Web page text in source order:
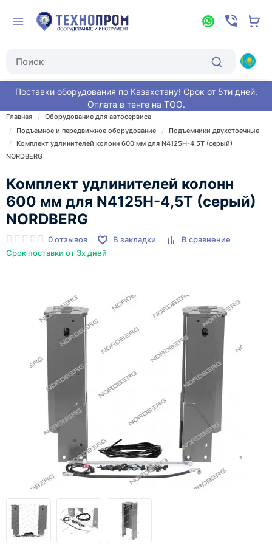
Поставки оборудования по Казахстану! Срок от 5ти дней.
Оплата в тенге на ТОО.
Главная
Оборудование для автосервиса
Подъемное и передвижное оборудование
Подъемники двухстоечные
Комплект удлинителей колонн 600 мм для N4125H-4,5T (серый)
NORDBERG
Комплект удлинителей колонн
600 мм для N4125H-4,5T (серый)
NORDBERG
0 отзывов В закладки
В сравнение
Срок поставки от 3х дней